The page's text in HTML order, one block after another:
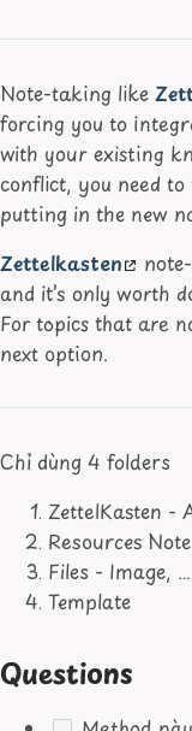
Note-taking like
forcing you to
with your existing
conflict, you need
putting in the new
Zettelkasten
and it’s only worth
For topics that are
next option.
Chỉ dùng 4 folders
ZettelKasten -
Resources
Files - Image, …
Template
Questions